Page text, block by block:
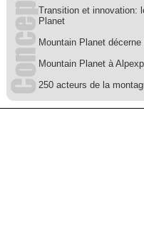
Transition et innovation:
Planet
Mountain Planet
Mountain Planet à
250 acteurs de la